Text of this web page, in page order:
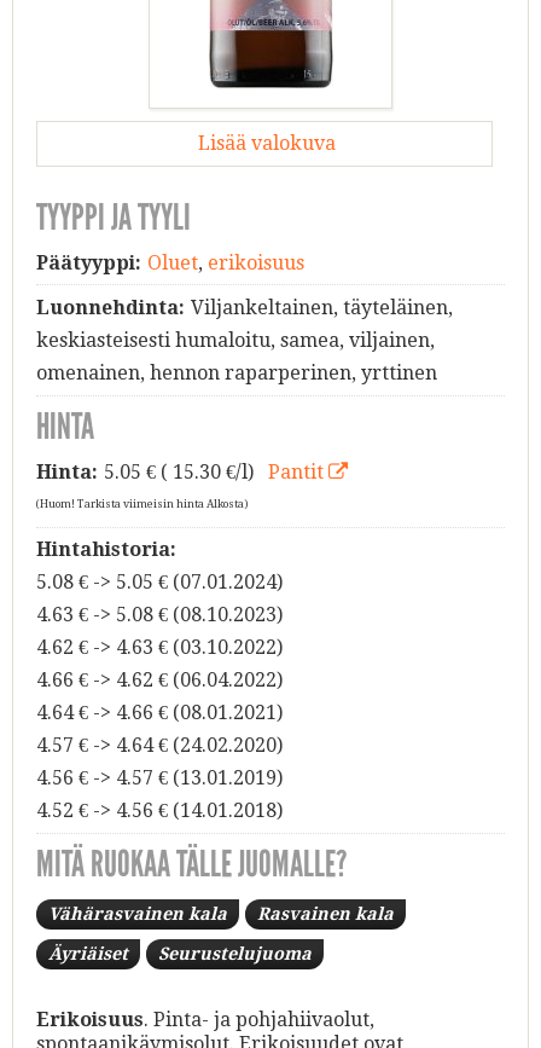
Lisää valokuva
TYYPPI JA TYYLI
Päätyyppi: Oluet, erikoisuus
Luonnehdinta: Viljankeltainen, täyteläinen,
keskiasteisesti humaloitu, samea, viljainen,
omenainen, hennon raparperinen, yrttinen
HINTA
Hinta: 5.05 € ( 15.30 €/l) Pantit
(Huom! Tarkista viimeisin hinta Alkosta)
Hintahistoria:
5.08 € -> 5.05 € (07.01.2024)
4.63 € -> 5.08 € (08.10.2023)
4.62 € -> 4.63 € (03.10.2022)
4.66 € -> 4.62 € (06.04.2022)
4.64 € -> 4.66 € (08.01.2021)
4.57 € -> 4.64 € (24.02.2020)
4.56 € -> 4.57 € (13.01.2019)
4.52 € -> 4.56 € (14.01.2018)
MITÄ RUOKAA TÄLLE JUOMALLE?
Vähärasvainen kala Rasvainen kala
Äyriäiset Seurustelujuoma
Erikoisuus. Pinta- ja pohjahiivaolut,